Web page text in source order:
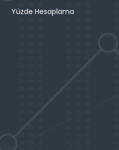
Yüzde Hesaplama